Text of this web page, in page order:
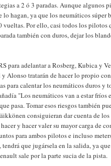
a 2 ó 3 paradas. Aunque
hagan, ya que los neumáticos
Por ello, casi todos los
también con duros, dejar los
para adelantar a Rosberg, Kubica y
Alonso tratarán de hacer lo propio
para calentar los neumáticos duros
"Los neumáticos van a estar
pasa. Tomar esos riesgos también
consiguieran dar cuenta de
y hacer valer su mayor carga de
para ambos pilotos e incluso
que jugársela en la salida, ya
sale por la parte sucia de la pista.